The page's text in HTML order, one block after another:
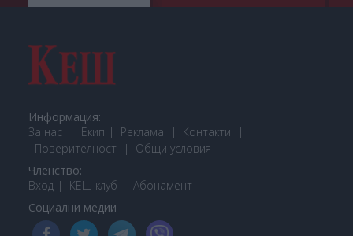
Информация:
За нас
Екип Реклама
Контакти
Поверителност
Общи условия
Членство:
Вход
КЕШ клуб Абонамент
Социални медии